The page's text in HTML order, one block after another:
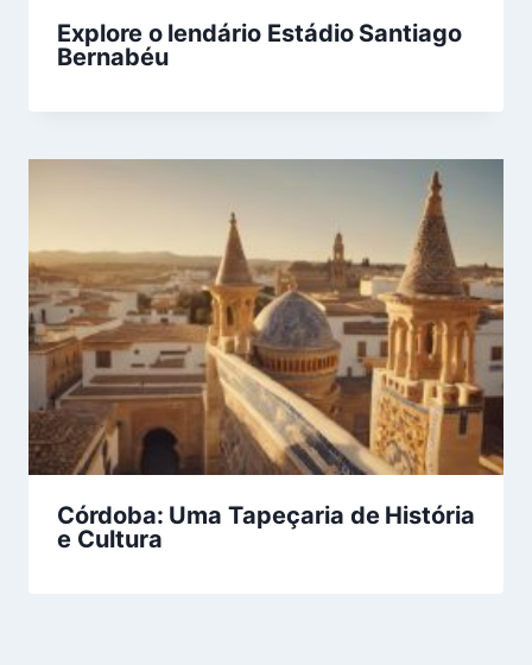
Explore o lendário Estádio Santiago
Bernabéu
Córdoba: Uma Tapeçaria de História
e Cultura